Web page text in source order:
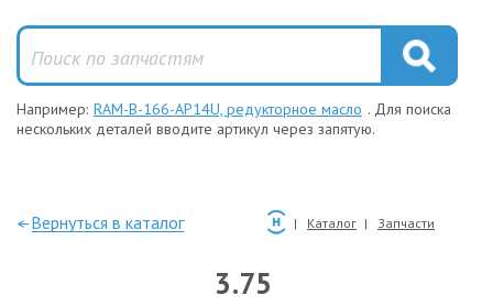
Например: RAM-B-166-AP14U, редукторное масло . Для поиска
нескольких деталей вводите артикул через запятую.
—Вернуться в каталог Каталог Запчасти
3.75